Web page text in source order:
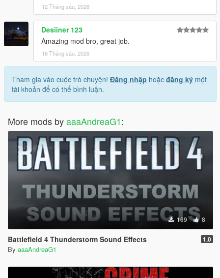
12 Tháng sáu, 2026
Desiiner 123
Amazing mod bro, great job.
16 Tháng sáu, 2026
Tham gia vào cuộc trò chuyện! Đăng nhập hoặc đăng ký một
tài khoản để có thể bình luận.
More mods byaaaAndreaG1:
169 8
Battlefield 4 Thunderstorm Sound Effects 1.0
By aaaAndreaG1